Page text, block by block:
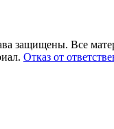
защищены. Все
Отказ от